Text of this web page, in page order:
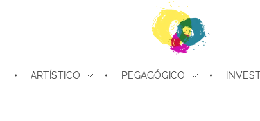
ARTÍSTICO PEGAGÓGICO